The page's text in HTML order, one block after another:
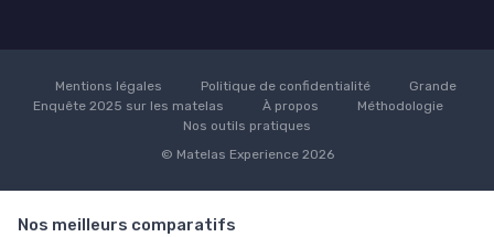
Mentions légales Politique de confidentialité
Grande
Enquête 2025 sur les matelas
À propos
Méthodologie
Nos outils pratiques
© Matelas Experience 2026
Nos meilleurs comparatifs